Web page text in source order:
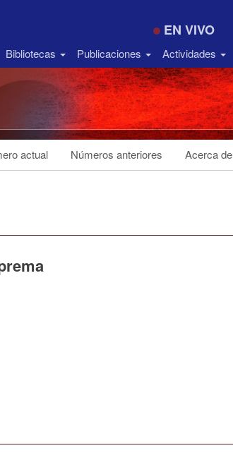
EN VIVO
Bibliotecas Publicaciones Actividades
actual Números anteriores Acerca de